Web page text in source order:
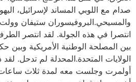
صدام مع اللوبي المساند لإسرائيل،
والمسيحي.البروفيسوران ستيفان
انتصرا في هذه الجولة. لقد انتصر
بين المصلحة الوطنية الأمريكية وبين
الولايات المتحدة.المحدلة لم تدحل.
أولمرت وجلست معه لمدة ثلاث ساعات.